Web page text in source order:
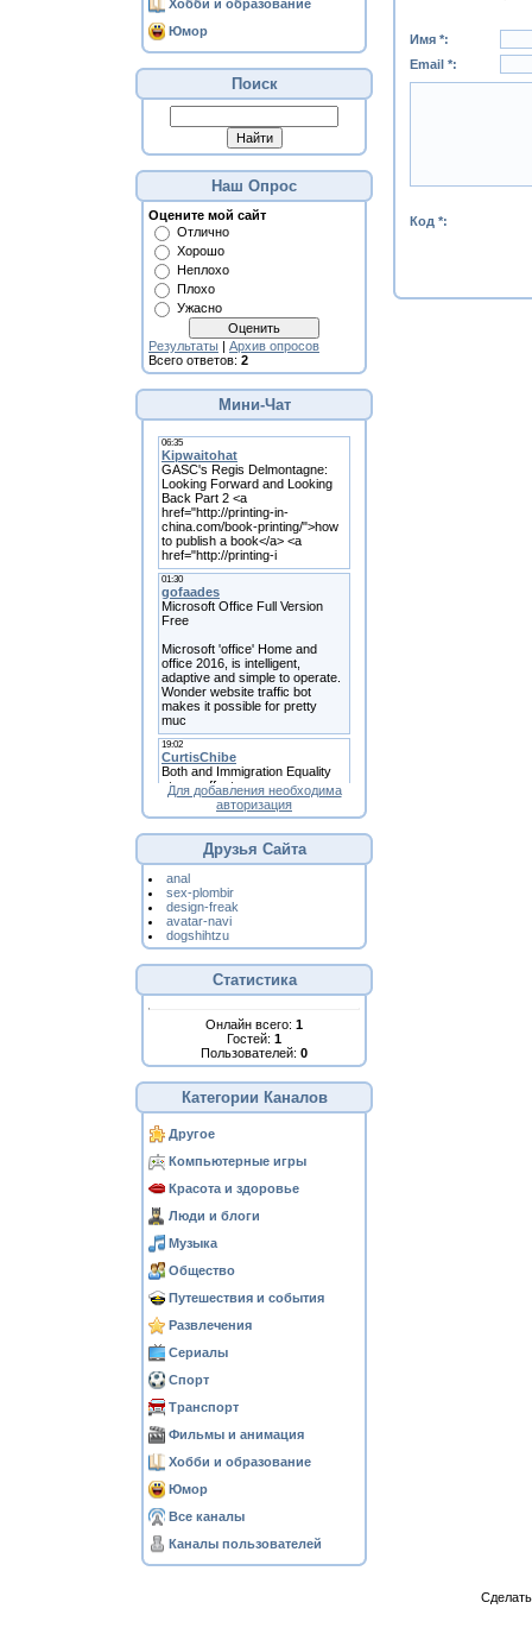
Хобби и образование
Юмор
Поиск
Наш Опрос
Оцените мой сайт
Отлично
Хорошо
Неплохо
Плохо
Ужасно
Результаты | Архив опросов
Всего ответов: 2
Мини-Чат
Для добавления необходима
авторизация
Друзья Сайта
anal
sex-plombir
design-freak
avatar-navi
dogshihtzu
Статистика
Онлайн всего: 1
Гостей: 1
Пользователей: 0
Категории Каналов
Другое
Компьютерные игры
Красота и здоровье
Люди и блоги
Музыка
Общество
Путешествия и события
Развлечения
Сериалы
Спорт
Транспорт
Фильмы и анимация
Хобби и образование
Юмор
Все каналы
Каналы пользователей
Имя *:
Email *:
Код *: